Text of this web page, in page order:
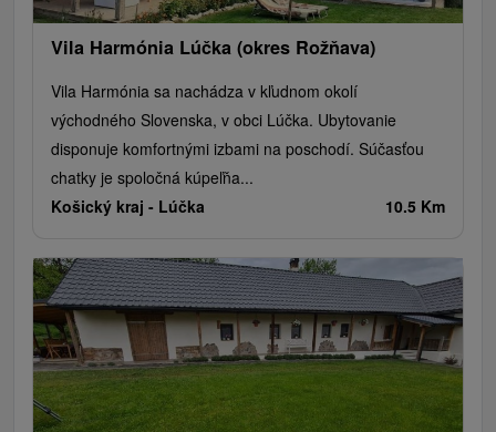
Vila Harmónia Lúčka (okres Rožňava)
Vila Harmónia sa nachádza v kľudnom okolí
východného Slovenska, v obci Lúčka. Ubytovanie
disponuje komfortnými izbami na poschodí. Súčasťou
chatky je spoločná kúpeľňa...
Košický kraj - Lúčka 10.5 Km